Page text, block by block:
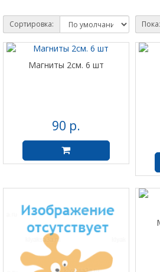
Сортировка:
Магниты 2см. 6 шт
90 р.